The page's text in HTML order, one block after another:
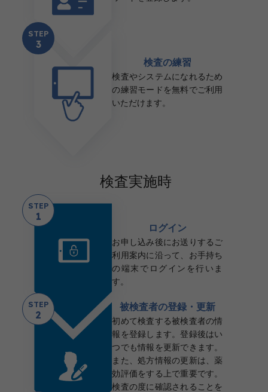
STEP
3
検査の練習
検査やシステムになれるため
の練習モードを無料でご利用
いただけます。
検査実施時
STEP
1
ログイン
お申し込み後にお送りするご
利用案内に沿って、お手持ち
の端末でログインを行いま
す。
STEP
2
被検査者の登録・更新
初めて検査する被検査者の情
報を登録します。登録後はい
つでも情報を更新できます。
また、処方情報の更新は、薬
効評価をする上で重要です。
検査の度に確認されることを